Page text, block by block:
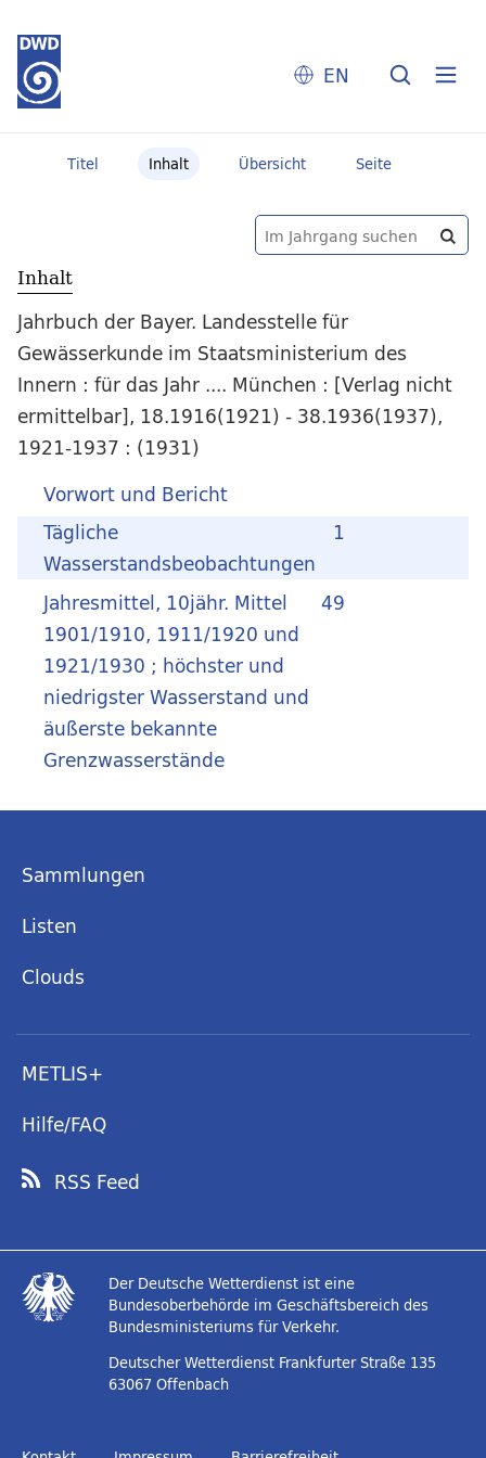
EN
Titel Inhalt Übersicht Seite
Inhalt
Jahrbuch der Bayer. Landesstelle für
Gewässerkunde im Staatsministerium des
Innern : für das Jahr .... München : [Verlag nicht
ermittelbar], 18.1916(1921) - 38.1936(1937),
1921-1937 : (1931)
Vorwort und Bericht
1
Tägliche
Wasserstandsbeobachtungen
49
Jahresmittel, 10jähr. Mittel
1901/1910, 1911/1920 und
1921/1930 ; höchster und
niedrigster Wasserstand und
äußerste bekannte
Grenzwasserstände
Sammlungen
Listen
Clouds
METLIS+
Hilfe/FAQ
RSS Feed
Der Deutsche Wetterdienst ist eine
Bundesoberbehörde im Geschäftsbereich des
Bundesministeriums für Verkehr.
Deutscher Wetterdienst Frankfurter Straße 135
63067 Offenbach